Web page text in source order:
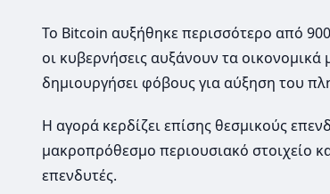
Το Bitcoin αυξήθηκε περισσότερο από
οι κυβερνήσεις αυξάνουν τα
δημιουργήσει φόβους για αύξηση του
Η αγορά κερδίζει επίσης θεσμικούς
μακροπρόθεσμο περιουσιακό στοιχείο
επενδυτές.